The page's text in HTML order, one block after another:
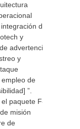
del
y
advertencia
y
de
”.
paquete F-
misión
de